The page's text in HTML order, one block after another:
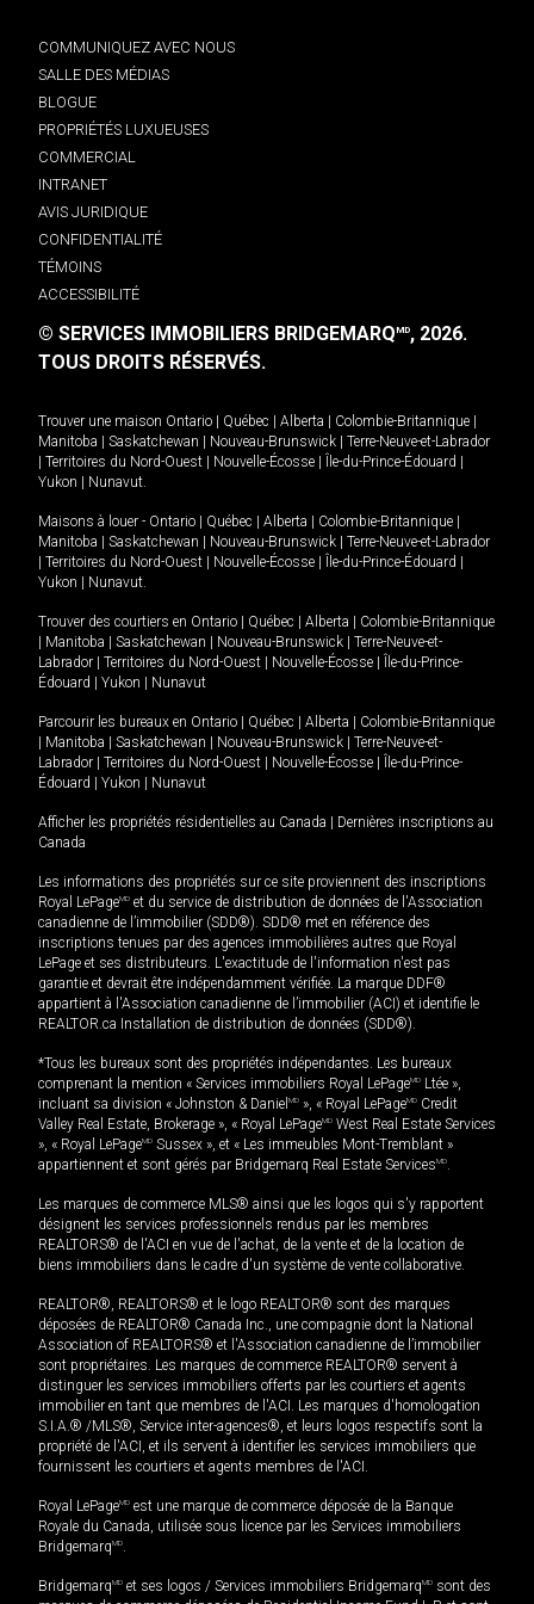
COMMUNIQUEZ AVEC NOUS
SALLE DES MÉDIAS
BLOGUE
PROPRIÉTÉS LUXUEUSES
COMMERCIAL
INTRANET
AVIS JURIDIQUE
CONFIDENTIALITÉ
TÉMOINS
ACCESSIBILITÉ
© SERVICES IMMOBILIERS BRIDGEMARQMD, 2026.
TOUS DROITS RÉSERVÉS.
Trouver une maison Ontario Québec Alberta Colombie-Britannique
Manitoba
Saskatchewan Nouveau-Brunswick
Terre-Neuve-et-Labrador
Territoires du Nord-Ouest Nouvelle-Écosse Île-du-Prince-Édouard
Yukon
Nunavut.
Maisons à louer - Ontario Québec Alberta Colombie-Britannique
Manitoba
Saskatchewan Nouveau-Brunswick
Terre-Neuve-et-Labrador
Territoires du Nord-Ouest Nouvelle-Écosse Île-du-Prince-Édouard
Yukon
Nunavut.
Trouver des courtiers en Ontario Québec Alberta
Colombie-Britannique
Manitoba Saskatchewan Nouveau-Brunswick
Terre-Neuve-et-
Labrador
Territoires du Nord-Ouest Nouvelle-Écosse
Île-du-Prince-
Édouard
Yukon Nunavut
Parcourir les bureaux en Ontario Québec Alberta
Colombie-Britannique
Manitoba Saskatchewan Nouveau-Brunswick
Terre-Neuve-et-
Labrador
Territoires du Nord-Ouest Nouvelle-Écosse
Île-du-Prince-
Édouard
Yukon Nunavut
Afficher les propriétés résidentielles au Canada
Dernières inscriptions au
Canada
Les informations des propriétés sur ce site proviennent des inscriptions
Royal LePageMD et du service de distribution de données de l'Association
canadienne de l’immobilier (SDD®). SDD® met en référence des
inscriptions tenues par des agences immobilières autres que Royal
LePage et ses distributeurs. L'exactitude de l'information n'est pas
garantie et devrait être indépendamment vérifiée. La marque DDF®
appartient à l'Association canadienne de l’immobilier (ACI) et identifie le
REALTOR.ca Installation de distribution de données (SDD®).
*Tous les bureaux sont des propriétés indépendantes. Les bureaux
comprenant la mention « Services immobiliers Royal LePageMD Ltée »,
incluant sa division « Johnston & Daniel MD », « Royal LePageMD Credit
Valley Real Estate, Brokerage », « Royal LePageMD West Real Estate Services
», « Royal LePageMD Sussex », et « Les immeubles Mont-Tremblant »
appartiennent et sont gérés par Bridgemarq Real Estate ServicesMD.
Les marques de commerce MLS® ainsi que les logos qui s'y rapportent
désignent les services professionnels rendus par les membres
REALTORS® de l'ACI en vue de l'achat, de la vente et de la location de
biens immobiliers dans le cadre d'un système de vente collaborative.
REALTOR®, REALTORS® et le logo REALTOR® sont des marques
déposées de REALTOR® Canada Inc., une compagnie dont la National
Association of REALTORS® et l'Association canadienne de l’immobilier
sont propriétaires. Les marques de commerce REALTOR® servent à
distinguer les services immobiliers offerts par les courtiers et agents
immobilier en tant que membres de l'ACI. Les marques d'homologation
S.I.A.® /MLS®, Service inter-agences®, et leurs logos respectifs sont la
propriété de l'ACI, et ils servent à identifier les services immobiliers que
fournissent les courtiers et agents membres de l'ACI.
Royal LePageMD est une marque de commerce déposée de la Banque
Royale du Canada, utilisée sous licence par les Services immobiliers
BridgemarqMD.
BridgemarqMD et ses logos / Services immobiliers BridgemarqMD sont des